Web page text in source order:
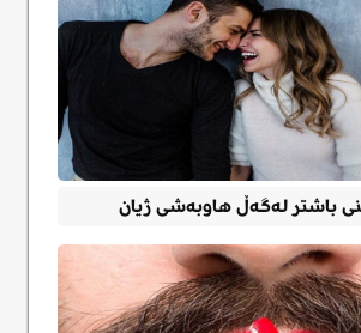
باشتر لەگەڵ هاوبەشی ژیان